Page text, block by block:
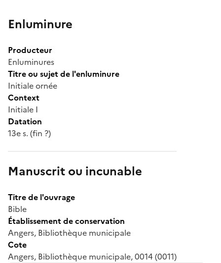
Enluminure
Producteur
Enluminures
Titre ou sujet de l'enluminure
Initiale ornée
Context
Initiale I
Datation
13e s. (fin ?)
Manuscrit ou incunable
Titre de l'ouvrage
Bible
Établissement de conservation
Angers, Bibliothèque municipale
Cote
Angers, Bibliothèque municipale, 0014 (0011)